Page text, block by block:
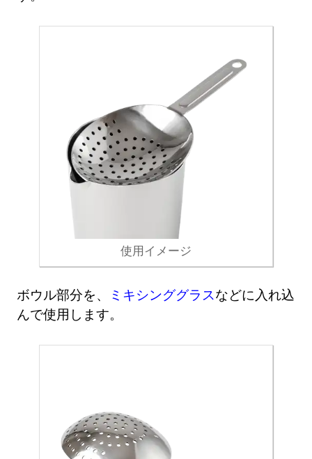
使用イメージ
ボウル部分を、 ミキシンググラスなどに入れ込
んで使用します。